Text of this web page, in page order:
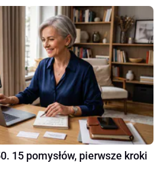
15 pomysłów, pierwsze kroki